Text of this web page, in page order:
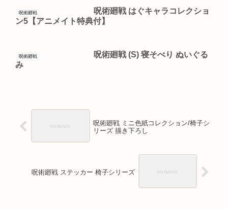
呪術廻戦
呪術廻戦 はぐキャラコレクショ
ン5【アニメイト特典付】
呪術廻戦
呪術廻戦 (S) 寝そべり ぬいぐる
み
呪術廻戦 ミニ色紙コレクション/椅子シ
リーズ 描き下ろし
呪術廻戦 ステッカー 椅子シリーズ